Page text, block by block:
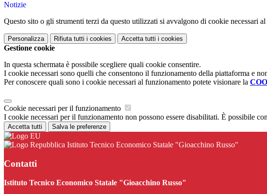
Notizie
Questo sito o gli strumenti terzi da questo utilizzati si avvalgono di cookie necessari
Personalizza Rifiuta tutti i cookies Accetta tutti i cookies
Gestione cookie
In questa schermata è possibile scegliere quali cookie consentire.
I cookie necessari sono quelli che consentono il funzionamento della piattaforma e
Per conoscere quali sono i cookie necessari al funzionamento potete visionare la
Cookie necessari per il funzionamento
I cookie necessari per il funzionamento non possono essere disabilitati. È possibile
Accetta tutti Salva le preferenze
Istituto Tecnico Economico Statale "Gioacchino Russo"
Contatti
Istituto Tecnico Economico Statale "Gioacchino Russo"